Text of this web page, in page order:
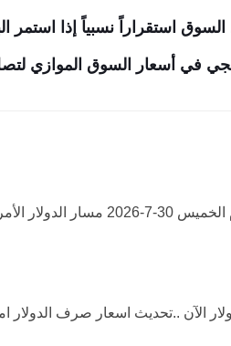
السوق استقراراً نسبياً إذا
أسعار السوق الموازي لتصل إلى
أمام العملات...